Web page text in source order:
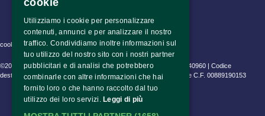
cookie policy • privacy policy • informativa trattamento dati
©2023 Fondazione Pime Onlus C.F. 97486040153 e P.IVA 06630940960 | Codice
destinatario (SDI) SUBM70N | CEAM Srl P.IVA 10802530153 | Pime C.F. 00889190153
cookie
Utilizziamo i cookie per personalizzare
contenuti, annunci e per analizzare il nostro
traffico. Condividiamo inoltre informazioni sul
tuo utilizzo del nostro sito con i nostri partner
pubblicitari e di analisi che potrebbero
combinarle con altre informazioni che hai
fornito loro o che hanno raccolto dal tuo
utilizzo dei loro servizi. Leggi di più